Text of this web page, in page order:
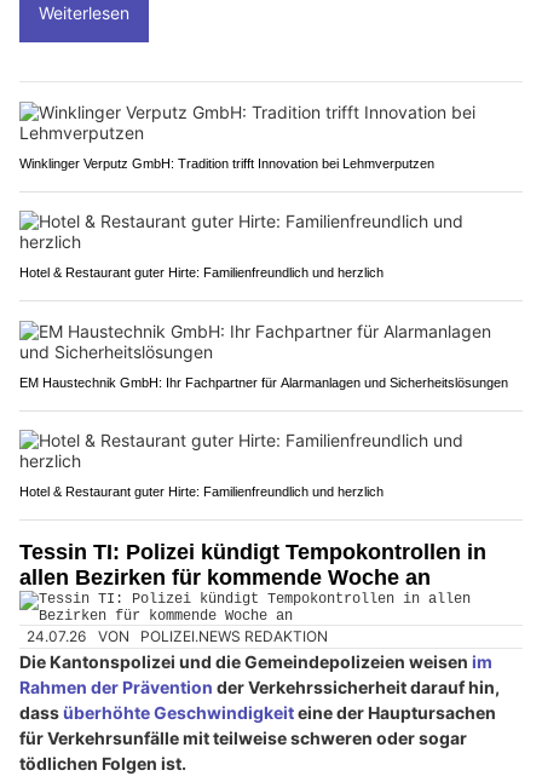
Weiterlesen
Winklinger Verputz GmbH: Tradition trifft Innovation bei Lehmverputzen
Hotel & Restaurant guter Hirte: Familienfreundlich und herzlich
EM Haustechnik GmbH: Ihr Fachpartner für Alarmanlagen und Sicherheitslösungen
Hotel & Restaurant guter Hirte: Familienfreundlich und herzlich
Tessin TI: Polizei kündigt Tempokontrollen in
allen Bezirken für kommende Woche an
24.07.26 VON POLIZEI.NEWS REDAKTION
Die Kantonspolizei und die Gemeindepolizeien weisen im
Rahmen der Prävention der Verkehrssicherheit darauf hin,
dassüberhöhte Geschwindigkeiteine der Hauptursachen
für Verkehrsunfälle mit teilweise schweren oder sogar
tödlichen Folgen ist.